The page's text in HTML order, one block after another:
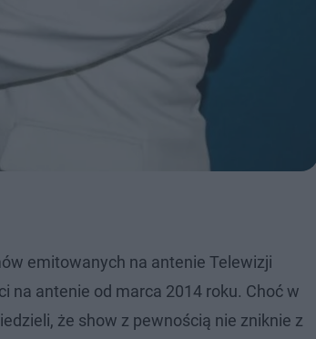
emitowanych na antenie Telewizji
na antenie od marca 2014 roku. Choć w
że show z pewnością nie zniknie z